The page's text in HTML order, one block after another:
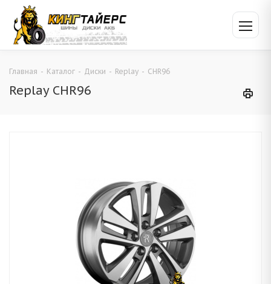
Главная - Каталог - Диски - Replay - CHR96
Replay CHR96